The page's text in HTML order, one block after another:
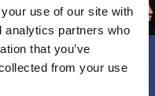
use of our site with
analytics partners who
that you’ve
from your use